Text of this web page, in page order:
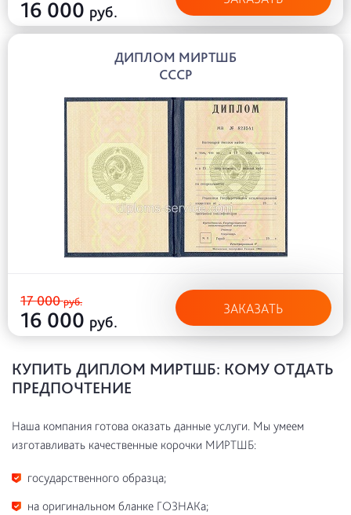
16 000 руб.
ДИПЛОМ МИРТШБ
СССР
17 000руб.
16 000 руб.
ЗАКАЗАТЬ
КУПИТЬ ДИПЛОМ МИРТШБ: КОМУ ОТДАТЬ
ПРЕДПОЧТЕНИЕ
Наша компания готова оказать данные услуги. Мы умеем
изготавливать качественные корочки МИРТШБ:
государственного образца;
на оригинальном бланке ГОЗНАКа;